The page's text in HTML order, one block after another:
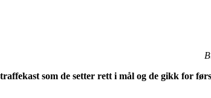
som de setter rett i mål og de gikk for